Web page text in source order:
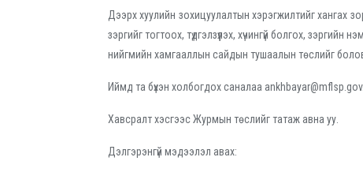
Дээрх хуулийн зохицуулалтын хэрэгжилтийг хангах
зэргийг тогтоох, түдгэлзүүлэх, хүчингүй болгох,
нийгмийн хамгааллын сайдын тушаалын төслийг
Иймд та бүхэн холбогдох саналаа
Хавсралт хэсгээс Журмын төслийг татаж авна уу.
Дэлгэрэнгүй мэдээлэл авах: